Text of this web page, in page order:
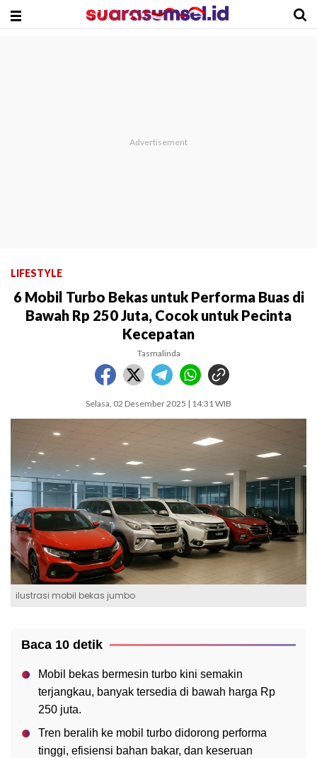
LIFESTYLE
6 Mobil Turbo Bekas untuk Performa Buas di
Bawah Rp 250 Juta, Cocok untuk Pecinta
Kecepatan
Tasmalinda
Selasa, 02 Desember 2025 | 14:31 WIB
ilustrasi mobil bekas jumbo
Baca 10 detik
Mobil bekas bermesin turbo kini semakin
terjangkau, banyak tersedia di bawah harga Rp
250 juta.
Tren beralih ke mobil turbo didorong performa
tinggi, efisiensi bahan bakar, dan keseruan